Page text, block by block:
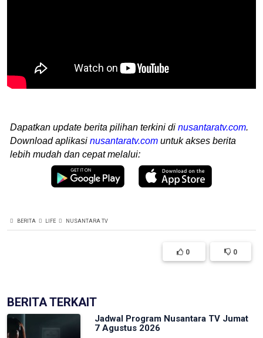
Dapatkan update berita pilihan terkini di nusantaratv.com.
Download aplikasi nusantaratv.com untuk akses berita
lebih mudah dan cepat melalui:
BERITA LIFE NUSANTARA TV
0 0
BERITA TERKAIT
Jadwal Program Nusantara TV Jumat
7 Agustus 2026